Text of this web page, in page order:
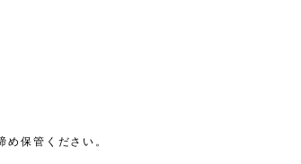
保管ください。